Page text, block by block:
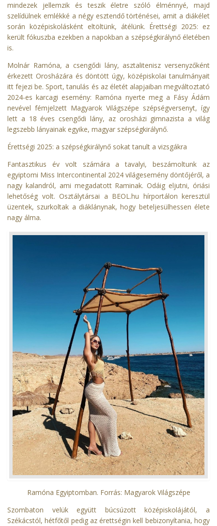
mindezek jellemzik és teszik életre szóló élménnyé, majd
szelídülnek emlékké a négy esztendő történései, amit a diákélet
során középiskolásként eltöltünk, átélünk. Érettségi 2025: ez
került fókuszba ezekben a napokban a szépségkirálynő életében
is.
Molnár Ramóna, a csengődi lány, asztalitenisz versenyzőként
érkezett Orosházára és döntött úgy, középiskolai tanulmányait
itt fejezi be. Sport, tanulás és az életét alapjaiban megváltoztató
2024-es karcagi esemény: Ramóna nyerte meg a Fásy Ádám
nevével fémjelzett Magyarok Világszépe szépségversenyt, így
lett a 18 éves csengődi lány, az orosházi gimnazista a világ
legszebb lányainak egyike, magyar szépségkirálynő.
Érettségi 2025: a szépségkirálynő sokat tanult a vizsgákra
Fantasztikus év volt számára a tavalyi, beszámoltunk az
egyiptomi Miss Intercontinental 2024 világesemény döntőjéről, a
nagy kalandról, ami megadatott Raminak. Odáig eljutni, óriási
lehetőség volt. Osztálytársai a BEOL.hu hírportálon keresztül
üzentek, szurkoltak a diáklánynak, hogy beteljesülhessen élete
nagy álma.
Ramóna Egyiptomban. Forrás: Magyarok Világszépe
Szombaton velük együtt búcsúzott középiskolájától, a
Székácstól, hétfőtől pedig az érettségin kell bebizonyítania, hogy